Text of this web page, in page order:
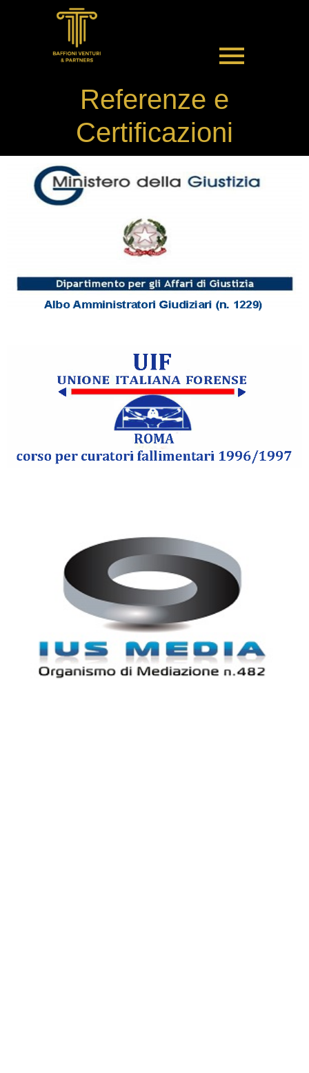
Referenze e
Certificazioni